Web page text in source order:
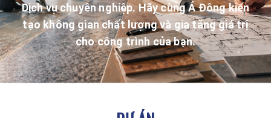
Dịch vụ chuyên nghiệp. Hãy cùng Á Đông kiến
tạo không gian chất lượng và gia tăng giá trị
cho công trình của bạn.